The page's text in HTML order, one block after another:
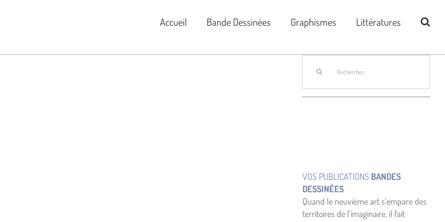
Accueil Bande Dessinées Graphismes Littératures
VOS PUBLICATIONS BANDES
DESSINÉES
Quand le neuvième art s’empare des
territoires de l’imaginaire, il fait